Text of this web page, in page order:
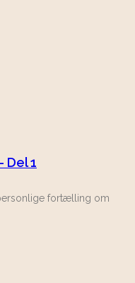
Del 1
fortælling om